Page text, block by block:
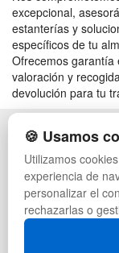
excepcional,
estanterías y
específicos de tu
Ofrecemos garantía
valoración y
devolución para tu
POLÍTICA DE
CONDICIONES DE USO
CAMBIOS Y
CONTACTO
QUIENES SOMOS
MAPA WEB
PREGUNTAS
🍪 Usamos
Utilizamos
experiencia de
personalizar el
rechazarlas o